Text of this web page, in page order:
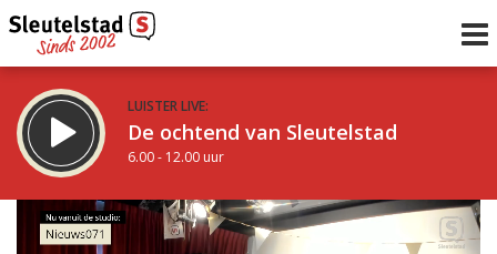
LUISTER LIVE:
De ochtend van Sleutelstad
6.00 - 12.00 uur
STRAKS:
De middag van Sleutelstad